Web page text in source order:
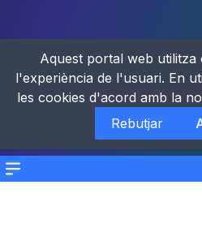
Menu
Aquest portal web
l'experiència de l'usuari. En
les cookies d'acord amb la
Rebutjar